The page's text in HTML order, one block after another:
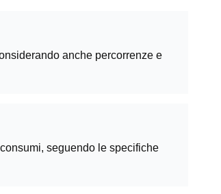
anche percorrenze e
seguendo le specifiche